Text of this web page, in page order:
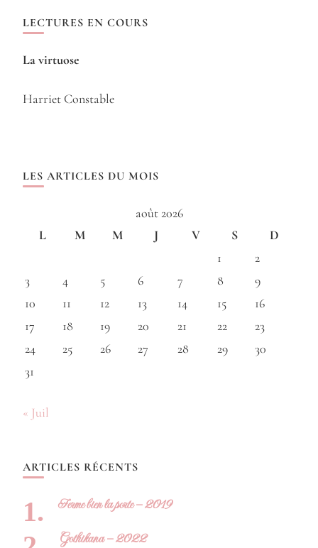
LECTURES EN COURS
La virtuose
Harriet Constable
LES ARTICLES DU MOIS
août 2026
L
M M J V S
D
1
2
3
4 5 6 7 8
9
10
11 12 13 14 15
16
17
18 19 20 21 22
23
24
25 26 27 28 29
30
31
« Juil
ARTICLES RÉCENTS
Ferme bien la porte – 2019
Gothikana – 2022